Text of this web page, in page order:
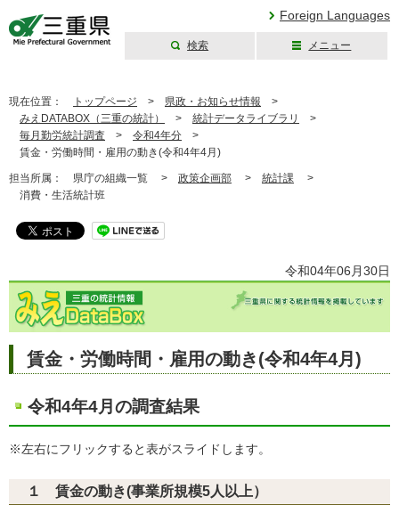
Foreign Languages
検索 メニュー
現在位置： トップページ > 県政・お知らせ情報 >
みえDATABOX（三重の統計）
> 統計データライブラリ
>
毎月勤労統計調査 > 令和4年分 >
賃金・労働時間・雇用の動き(令和4年4月)
担当所属： 県庁の組織一覧 > 政策企画部 > 統計課 >
消費・生活統計班
令和04年06月30日
賃金・労働時間・雇用の動き(令和4年4月)
令和4年4月の調査結果
※左右にフリックすると表がスライドします。
１ 賃金の動き(事業所規模5人以上）